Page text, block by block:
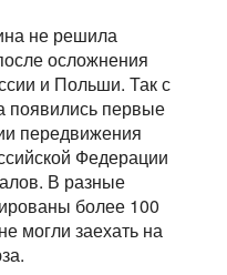
не решила
осложнения
и Польши. Так с
появились первые
передвижения
Федерации
В разные
более 100
могли заехать на